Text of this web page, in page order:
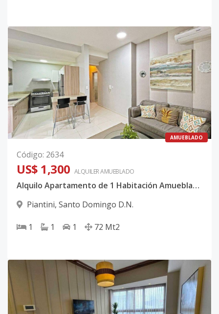
AMUEBLADO
Código: 2634
US$ 1,300 ALQUILERAMUEBLADO
Alquilo Apartamento de 1 Habitación Amueblado en Piantini
Piantini, Santo Domingo D.N.
1 1 1 72 Mt2